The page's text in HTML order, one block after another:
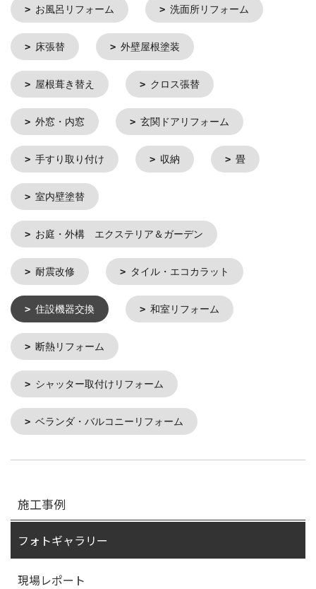
お風呂リフォーム 洗面所リフォーム
床張替 外壁屋根塗装
屋根葺き替え クロス張替
外窓・内窓 玄関ドアリフォーム
手すり取り付け 収納 畳
室内壁塗替
お庭・外構 エクステリア＆ガーデン
耐震改修 タイル・エコカラット
住設機器交換 和室リフォーム
断熱リフォーム
シャッター取付けリフォーム
ベランダ・バルコニーリフォーム
施工事例
フォトギャラリー
現場レポート